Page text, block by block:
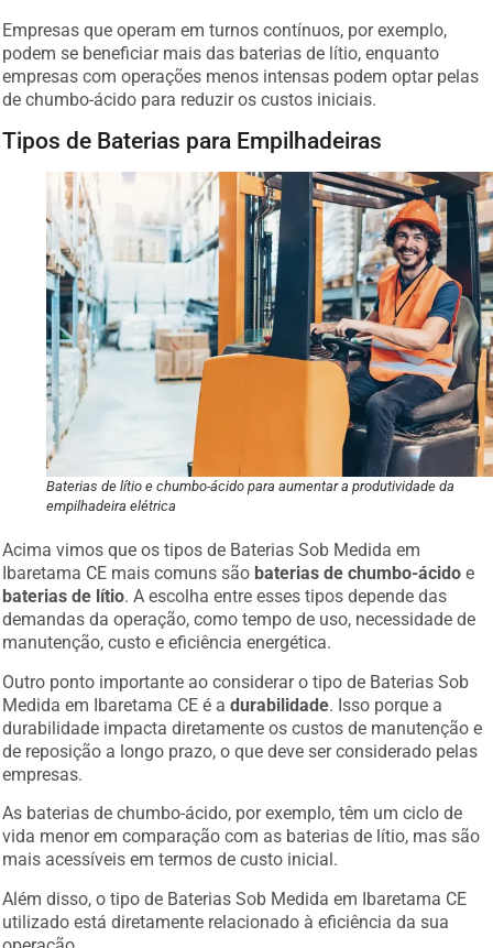
Empresas que operam em turnos contínuos, por exemplo,
podem se beneficiar mais das baterias de lítio, enquanto
empresas com operações menos intensas podem optar pelas
de chumbo-ácido para reduzir os custos iniciais.
Tipos de Baterias para Empilhadeiras
Baterias de lítio e chumbo-ácido para aumentar a produtividade da
empilhadeira elétrica
Acima vimos que os tipos de Baterias Sob Medida em
Ibaretama CE mais comuns são baterias de chumbo-ácido e
baterias de lítio
. A escolha entre esses tipos depende das
demandas da operação, como tempo de uso, necessidade de
manutenção, custo e eficiência energética.
Outro ponto importante ao considerar o tipo de Baterias Sob
Medida em Ibaretama CE é a
durabilidade
. Isso porque a
durabilidade impacta diretamente os custos de manutenção e
de reposição a longo prazo, o que deve ser considerado pelas
empresas.
As baterias de chumbo-ácido, por exemplo, têm um ciclo de
vida menor em comparação com as baterias de lítio, mas são
mais acessíveis em termos de custo inicial.
Além disso, o tipo de Baterias Sob Medida em Ibaretama CE
utilizado está diretamente relacionado à eficiência da sua
operação.